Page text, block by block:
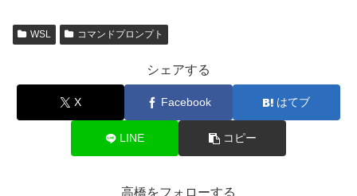
WSL コマンドプロンプト
シェアする
X Facebook はてブ
LINE コピー
高橋をフォローする